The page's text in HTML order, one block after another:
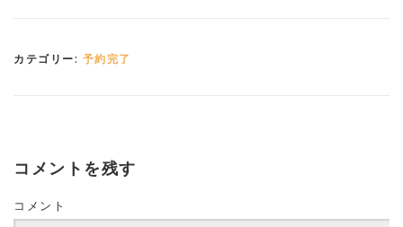
カテゴリー: 予約完了
コメントを残す
コメント